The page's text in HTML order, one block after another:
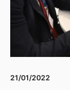
21/01/2022